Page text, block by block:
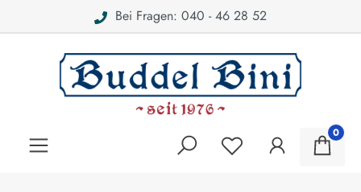
Bei Fragen: 040 - 46 28 52
0